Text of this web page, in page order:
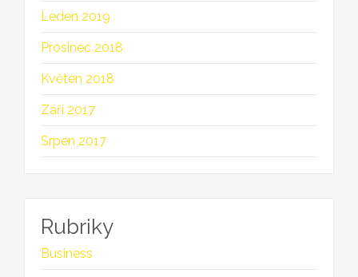
Leden 2019
Prosinec 2018
Květen 2018
Září 2017
Srpen 2017
Rubriky
Business